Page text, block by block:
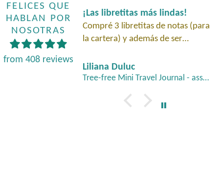
FELICES QUE
HABLAN POR
NOSOTRAS
from 408 reviews
este lugar sin
Siempre tienen
y hermosa.
de
¡Las libretitas más lindas!
Compré 3 libretitas de notas (para
la cartera) y además de ser
hechas a mano.
Liliana Duluc
Tree-free Mini Travel Journal - assorted designs